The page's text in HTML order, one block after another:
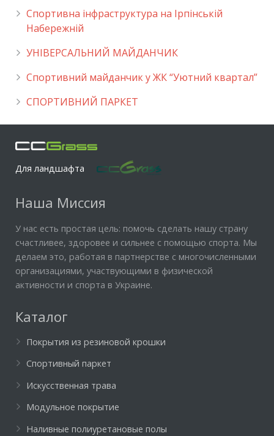
Спортивна інфраструктура на Ірпінській
Набережній
УНІВЕРСАЛЬНИЙ МАЙДАНЧИК
Cпортивний майданчик у ЖК “Уютний квартал”
СПОРТИВНИЙ ПАРКЕТ
Для ландшафта
Наша Миссия
У нас есть простая цель: помочь сделать нашу страну
счастливее, здоровее и сильнее с помощью спорта. Мы
делаем это, работая в партнерстве с многочисленными
организациями, участвующими в физической
активности и спорта в Украине.
Каталог
Покрытия из резиновой крошки
Спортивный паркет
Искусственная трава
Модульное покрытие
Наливные полиуретановые полы